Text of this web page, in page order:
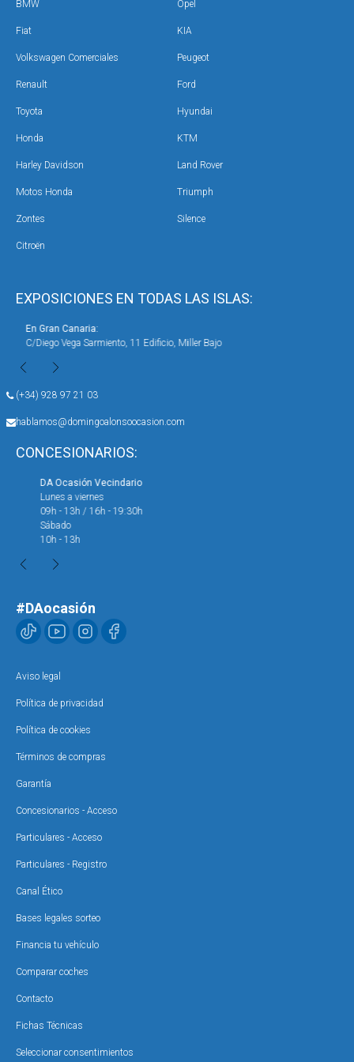
EXPOSICIONES EN TODAS LAS ISLAS:
En Gran Canaria:
C/Diego Vega Sarmiento, 11 Edificio, Miller Bajo
(+34) 928 97 21 03
hablamos@domingoalonsoocasion.com
CONCESIONARIOS:
DA Ocasión Vecindario
Lunes a viernes
09h - 13h / 16h - 19:30h
Sábado
10h - 13h
BMW Opel
Fiat KIA
Volkswagen Comerciales Peugeot
Renault Ford
Toyota Hyundai
Honda KTM
Harley Davidson Land Rover
Motos Honda Triumph
Zontes Silence
Citroën
#DAocasión
Aviso legal
Política de privacidad
Política de cookies
Términos de compras
Garantía
Concesionarios - Acceso
Particulares - Acceso
Particulares - Registro
Canal Ético
Bases legales sorteo
Financia tu vehículo
Comparar coches
Contacto
Fichas Técnicas
Seleccionar consentimientos